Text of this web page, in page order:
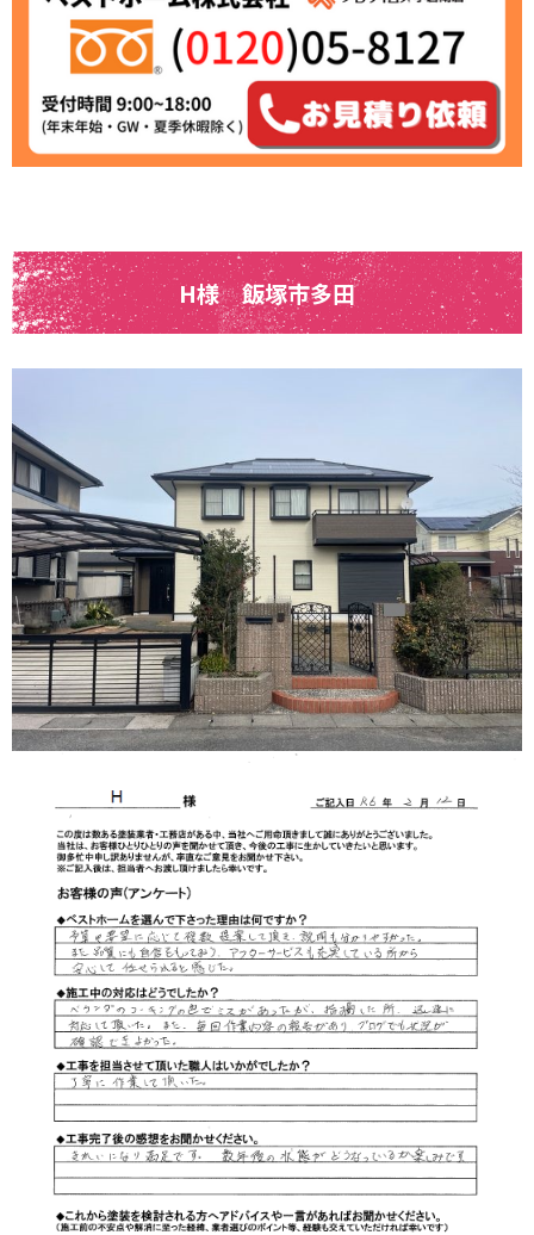
H様 飯塚市多田